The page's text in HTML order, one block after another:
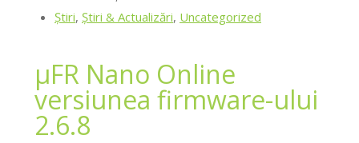
Ştiri, Știri & Actualizări, Uncategorized
μFR Nano Online
versiunea firmware-ului
2.6.8